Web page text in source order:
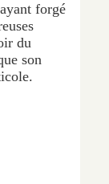
forgé
du
son